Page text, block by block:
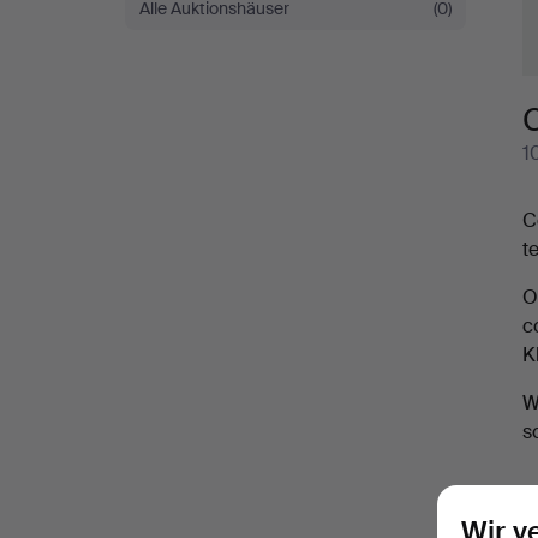
Alle Auktionshäuser (0)